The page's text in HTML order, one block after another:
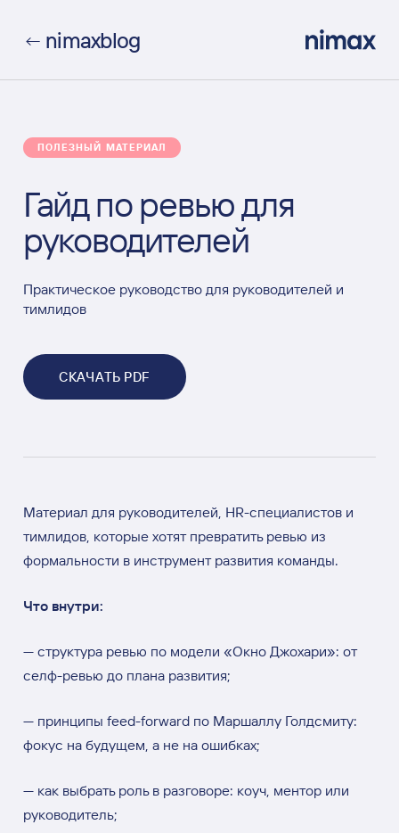
← nimaxblog
ПОЛЕЗНЫЙ МАТЕРИАЛ
Гайд по ревью для
руководителей
Практическое руководство для руководителей и
тимлидов
СКАЧАТЬ PDF
Материал для руководителей, HR-специалистов и
тимлидов, которые хотят превратить ревью из
формальности в инструмент развития команды.
Что внутри:
— структура ревью по модели «Окно Джохари»: от
селф-ревью до плана развития;
— принципы feed-forward по Маршаллу Голдсмиту:
фокус на будущем, а не на ошибках;
— как выбрать роль в разговоре: коуч, ментор или
руководитель;